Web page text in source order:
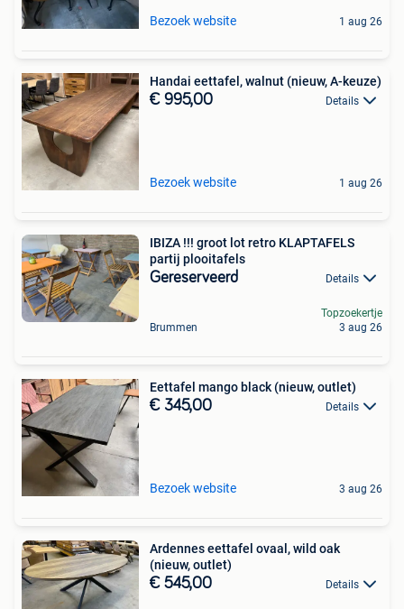
Bezoek website 1 aug 26
Handai eettafel, walnut (nieuw, A-keuze)
€ 995,00 Details
Bezoek website 1 aug 26
IBIZA !!! groot lot retro KLAPTAFELS
partij plooitafels
Gereserveerd Details
Brummen
Topzoekertje
3 aug 26
Eettafel mango black (nieuw, outlet)
€ 345,00 Details
Bezoek website 3 aug 26
Ardennes eettafel ovaal, wild oak
(nieuw, outlet)
€ 545,00 Details